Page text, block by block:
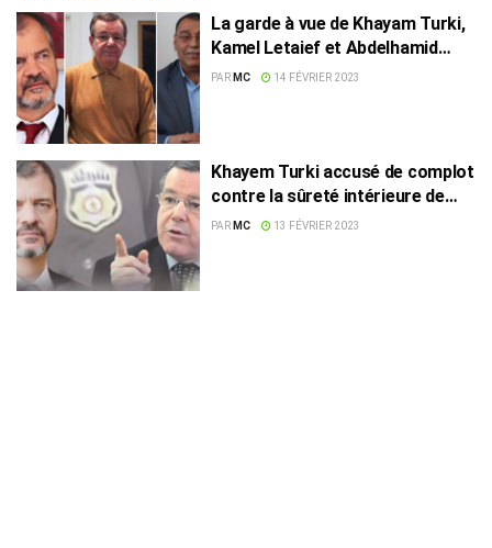
La garde à vue de Khayam Turki,
Kamel Letaief et Abdelhamid
Jelassi prolongée
PAR MC 14 FÉVRIER 2023
Khayem Turki accusé de complot
contre la sûreté intérieure de
l’Etat
PAR MC 13 FÉVRIER 2023